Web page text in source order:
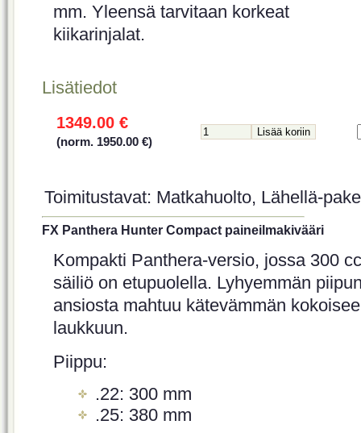
mm. Yleensä tarvitaan korkeat
kiikarinjalat.
Lisätiedot
1349.00 €
(norm. 1950.00 €)
Toimitustavat: Matkahuolto, Lähellä-
FX Panthera Hunter Compact paineilmakivääri
Kompakti Panthera-versio, jossa 300 cc
säiliö on etupuolella. Lyhyemmän
ansiosta mahtuu kätevämmän
laukkuun.
Piippu:
.22: 300 mm
.25: 380 mm